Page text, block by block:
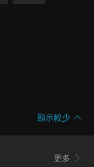
顯示較少
更多